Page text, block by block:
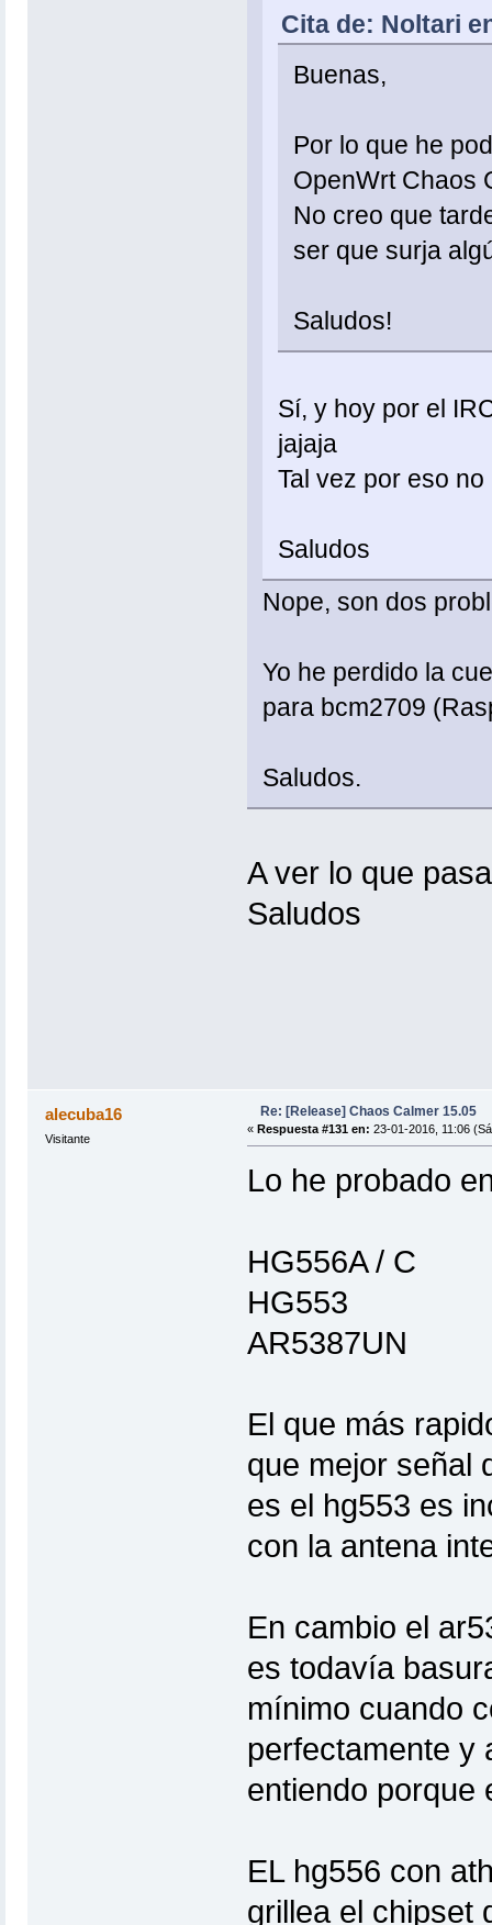
Cita de: Noltari
Buenas,
Por lo que he
OpenWrt Chaos
No creo que
ser que surja
Saludos!
Sí, y hoy por el
jajaja
Tal vez por eso
Saludos
Nope, son dos
Yo he perdido la
para bcm2709
Saludos.
A ver lo que
Saludos
alecuba16
Visitante
Re: [Release] Chaos Calmer 15.05
« Respuesta #131 en: 23-01-2016, 11:06
Lo he probado
HG556A / C
HG553
AR5387UN
El que más
que mejor señal
es el hg553 es
con la antena
En cambio el
es todavía
mínimo cuando
perfectamente y
entiendo porque
EL hg556 con
grillea el chipset